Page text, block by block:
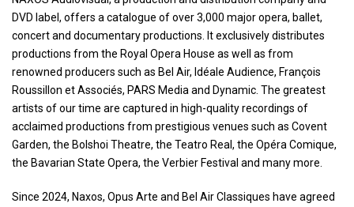
DVD label, offers a catalogue of over 3,000 major opera, ballet,
concert and documentary productions. It exclusively distributes
productions from the Royal Opera House as well as from
renowned producers such as Bel Air, Idéale Audience, François
Roussillon et Associés, PARS Media and Dynamic. The greatest
artists of our time are captured in high-quality recordings of
acclaimed productions from prestigious venues such as Covent
Garden, the Bolshoi Theatre, the Teatro Real, the Opéra Comique,
the Bavarian State Opera, the Verbier Festival and many more.
Since 2024, Naxos, Opus Arte and Bel Air Classiques have agreed